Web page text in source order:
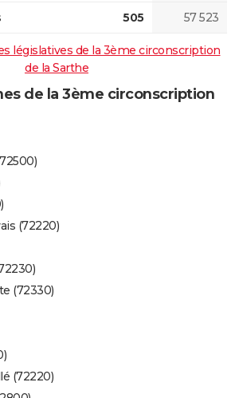
505 57 523
législatives de la 3ème circonscription
de la Sarthe
de la 3ème circonscription
(72220)
(72330)
(72220)